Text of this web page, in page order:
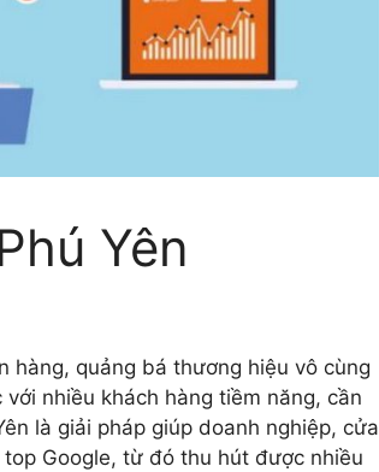
Yên
hàng, quảng bá thương hiệu vô cùng
nhiều khách hàng tiềm năng, cần
là giải pháp giúp doanh nghiệp, cửa
Google, từ đó thu hút được nhiều